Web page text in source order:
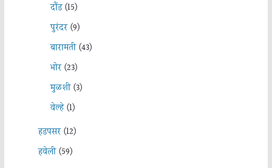
दौंड(15)
पुरंदर(9)
बारामती(43)
भोर(23)
मुळशी(3)
वेल्हे(1)
हडपसर(12)
हवेली(59)